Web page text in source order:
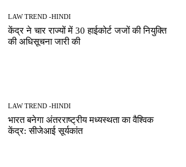
LAW TREND -HINDI
केंद्र ने चार राज्यों में 30 हाईकोर्ट जजों की नियुक्ति
की अधिसूचना जारी की
LAW TREND -HINDI
भारत बनेगा अंतरराष्ट्रीय मध्यस्थता का वैश्विक
केंद्र: सीजेआई सूर्यकांत